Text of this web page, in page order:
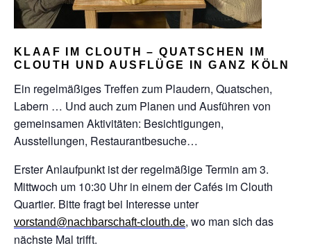
KLAAF IM CLOUTH – QUATSCHEN IM
CLOUTH UND AUSFLÜGE IN GANZ KÖLN
Ein regelmäßiges Treffen zum Plaudern, Quatschen,
Labern … Und auch zum Planen und Ausführen von
gemeinsamen Aktivitäten: Besichtigungen,
Ausstellungen, Restaurantbesuche…
Erster Anlaufpunkt ist der regelmäßige Termin am 3.
Mittwoch um 10:30 Uhr in einem der Cafés im Clouth
Quartier. Bitte fragt bei Interesse unter
vorstand@nachbarschaft-clouth.de, wo man sich das
nächste Mal trifft.